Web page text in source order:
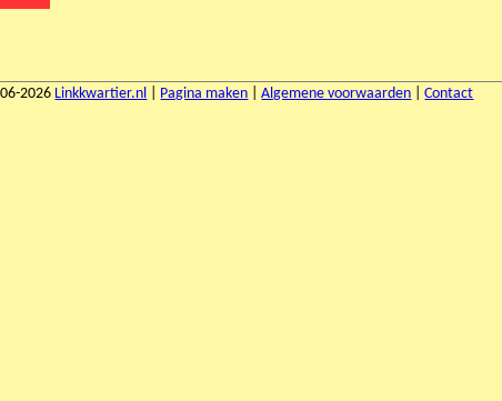
2026 Linkkwartier.nl Pagina maken |Algemene voorwaarden |Contact